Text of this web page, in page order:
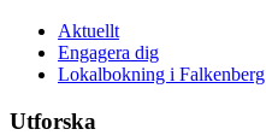
Aktuellt
Engagera dig
Lokalbokning i Falkenberg
Utforska